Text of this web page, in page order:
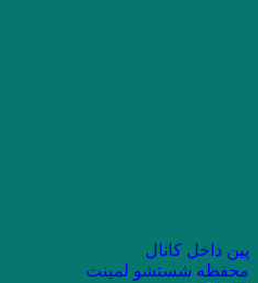
پین داخل کانال
محفظه شستشو لمینت